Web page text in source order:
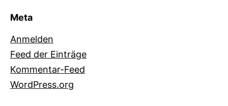
Meta
Anmelden
Feed der Einträge
Kommentar-Feed
WordPress.org